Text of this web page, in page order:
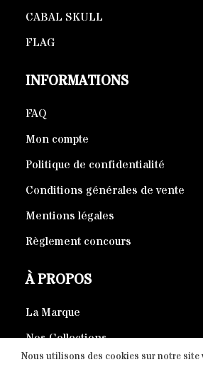
CABAL SKULL
FLAG
INFORMATIONS
FAQ
Mon compte
Politique de confidentialité
Conditions générales de vente
Mentions légales
Règlement concours
À PROPOS
La Marque
Nos Collections
Produits éco-responsables
Nous utilisons des cookies sur notre site